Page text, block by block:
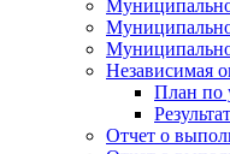
Независимая
План по
Отчет о